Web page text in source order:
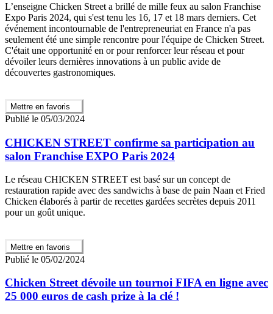
L’enseigne Chicken Street a brillé de mille feux au salon Franchise
Expo Paris 2024, qui s'est tenu les 16, 17 et 18 mars derniers. Cet
événement incontournable de l'entrepreneuriat en France n'a pas
seulement été une simple rencontre pour l'équipe de Chicken Street.
C'était une opportunité en or pour renforcer leur réseau et pour
dévoiler leurs dernières innovations à un public avide de
découvertes gastronomiques.
Mettre en favoris
Publié le 05/03/2024
CHICKEN STREET confirme sa participation au
salon Franchise EXPO Paris 2024
Le réseau CHICKEN STREET est basé sur un concept de
restauration rapide avec des sandwichs à base de pain Naan et Fried
Chicken élaborés à partir de recettes gardées secrètes depuis 2011
pour un goût unique.
Mettre en favoris
Publié le 05/02/2024
Chicken Street dévoile un tournoi FIFA en ligne avec
25 000 euros de cash prize à la clé !